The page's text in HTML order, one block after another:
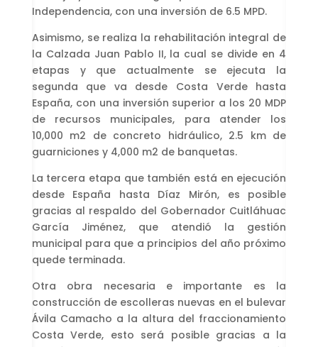
Independencia, con una inversión de 6.5 MPD.
Asimismo, se realiza la rehabilitación integral de
la Calzada Juan Pablo II, la cual se divide en 4
etapas y que actualmente se ejecuta la
segunda que va desde Costa Verde hasta
España, con una inversión superior a los 20 MDP
de recursos municipales, para atender los
10,000 m2 de concreto hidráulico, 2.5 km de
guarniciones y 4,000 m2 de banquetas.
La tercera etapa que también está en ejecución
desde España hasta Díaz Mirón, es posible
gracias al respaldo del Gobernador Cuitláhuac
García Jiménez, que atendió la gestión
municipal para que a principios del año próximo
quede terminada.
Otra obra necesaria e importante es la
construcción de escolleras nuevas en el bulevar
Ávila Camacho a la altura del fraccionamiento
Costa Verde, esto será posible gracias a la